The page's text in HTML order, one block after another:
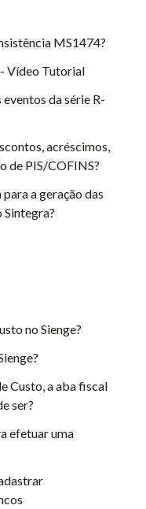
MS1474?
Vídeo Tutorial
da série R-
acréscimos,
de PIS/COFINS?
a geração das
Sintegra?
no Sienge?
Custo, a aba fiscal
ser?
efetuar uma